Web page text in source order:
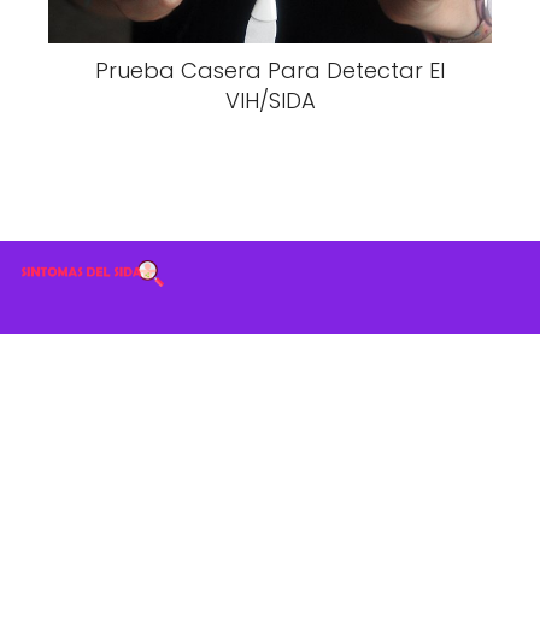
Prueba Casera Para Detectar El
VIH/SIDA